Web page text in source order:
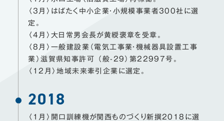
〈3月〉はばたく中小企業・小規模事業者300社に選
定。
〈4月〉大日常男会長が黄綬褒章を受章。
〈8月〉一般建設業（電気工事業・機械器具設置工事
業）滋賀県知事許可 （般-29）第22997号。
〈12月〉地域未来牽引企業に選定。
2018
〈1月〉開口訓練機が関西ものづくり新撰2018に選